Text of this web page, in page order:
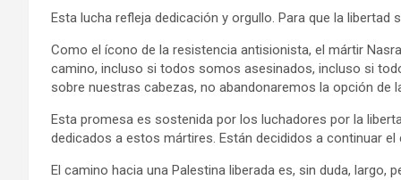
Esta lucha refleja dedicación y orgullo. Para que la libertad
Como el ícono de la resistencia antisionista, el mártir
camino, incluso si todos somos asesinados, incluso si
sobre nuestras cabezas, no abandonaremos la opción de
Esta promesa es sostenida por los luchadores por la
dedicados a estos mártires. Están decididos a continuar el
El camino hacia una Palestina liberada es, sin duda, largo,